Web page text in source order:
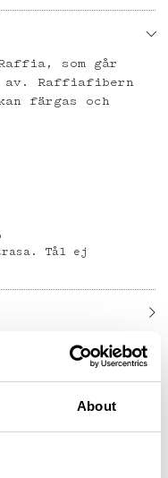
About
som går
Raffiafibern
färgas och
Tål ej